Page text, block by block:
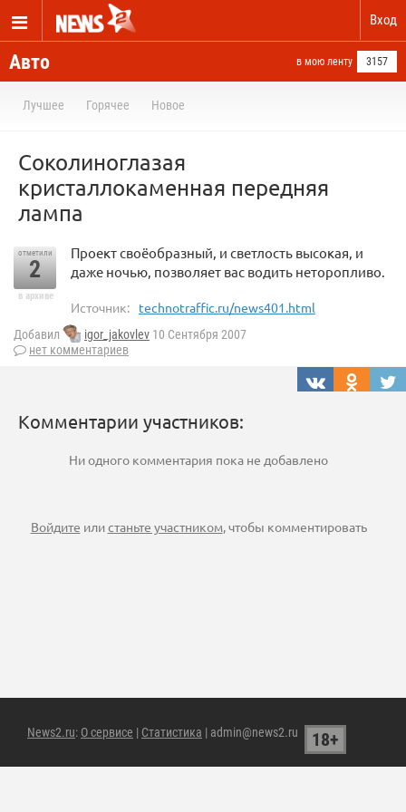
Вход
Авто в мою ленту 3157
Лучшее Горячее Новое
Соколиноглазая
кристаллокаменная передняя
лампа
отметили
2
в архиве
Проект своёобразный, и светлость высокая, и
даже ночью, позволяет вас водить неторопливо.
Источник: technotraffic.ru/news401.html
Добавил igor_jakovlev 10 Сентября 2007
нет комментариев
Комментарии участников:
Ни одного комментария пока не добавлено
Войдите илистаньте участником, чтобы комментировать
News2.ru: О сервисе | Статистика | admin@news2.ru 18+